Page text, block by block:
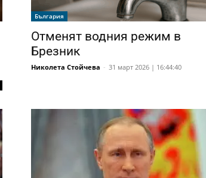
България
Отменят водния режим в
Брезник
Николета Стойчева - 31 март 2026 | 16:44:40